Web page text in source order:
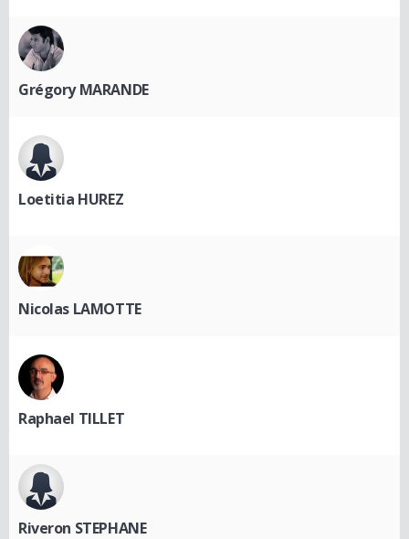
Grégory MARANDE
Loetitia HUREZ
Nicolas LAMOTTE
Raphael TILLET
Riveron STEPHANE